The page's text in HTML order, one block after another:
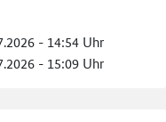
- 14:54 Uhr
- 15:09 Uhr